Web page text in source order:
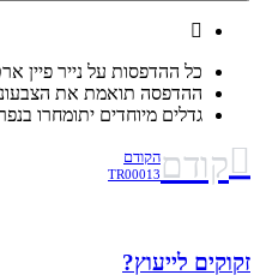
כל ההדפסות על נייר פיין
ההדפסה תואמת את
גדלים מיוחדים יתומחרו
קודםהקודם
TR00013
זקוקים לייעוץ?